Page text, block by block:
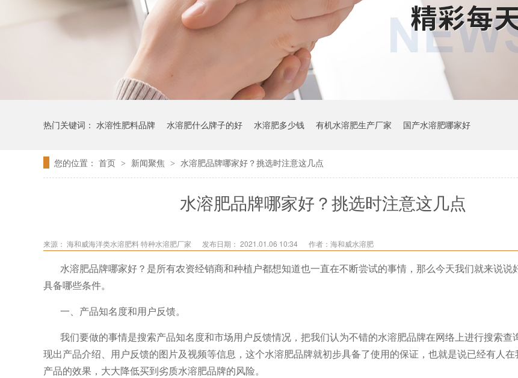
热门关键词： 水溶性肥料品牌 水溶肥什么牌子的好 水溶肥多少钱 有机水溶肥生产厂家 国产水溶肥哪家好
您的位置： 首页 > 新闻聚焦 > 水溶肥品牌哪家好？挑选时注意这几点
水溶肥品牌哪家好？挑选时注意这几点
来源： 海和威海洋类水溶肥料 特种水溶肥厂家 发布日期： 2021.01.06 10:34 作者：海和威水溶肥
水溶肥品牌哪家好？是所有农资经销商和种植户都想知道也一直在不断尝试的事情，那么今天我们就来说说
具备哪些条件。
一、产品知名度和用户反馈。
我们要做的事情是搜索产品知名度和市场用户反馈情况，把我们认为不错的水溶肥品牌在网络上进行搜索查
现出产品介绍、用户反馈的图片及视频等信息，这个水溶肥品牌就初步具备了使用的保证，也就是说已经有人
产品的效果，大大降低买到劣质水溶肥品牌的风险。